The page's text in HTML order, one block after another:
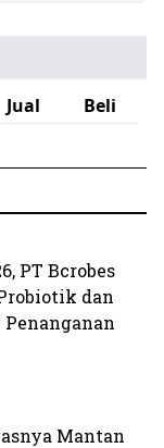
Jual Beli
PT Bcrobes
dan
Mantan